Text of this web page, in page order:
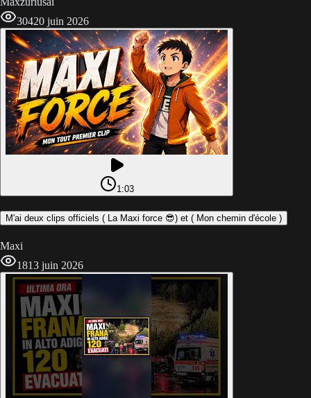
30420 juin 2026
1:03
M'ai deux clips officiels ( La Maxi force 😎) et ( Mon chemin d'école )
Maxi
1813 juin 2026